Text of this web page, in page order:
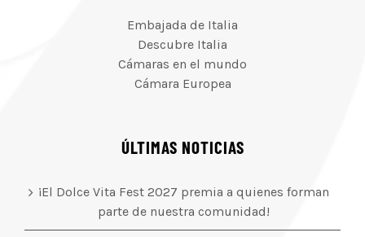
Embajada de Italia
Descubre Italia
Cámaras en el mundo
Cámara Europea
ÚLTIMAS NOTICIAS
¡El Dolce Vita Fest 2027 premia a quienes forman
parte de nuestra comunidad!